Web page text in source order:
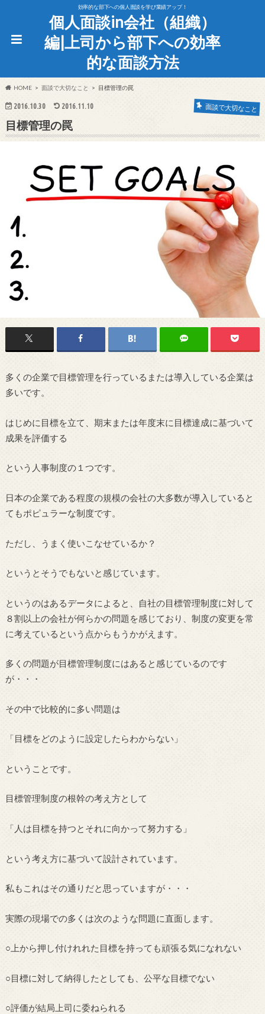
効率的な部下への個人面談を学び業績アップ！
個人面談in会社（組織）
編|上司から部下への効率
的な面談方法
HOME 面談で大切なこと 目標管理の罠
2016.10.30 2016.11.10 面談で大切なこと
目標管理の罠
多くの企業で目標管理を行っているまたは導入している企業は
多いです。
はじめに目標を立て、期末または年度末に目標達成に基づいて
成果を評価する
という人事制度の１つです。
日本の企業である程度の規模の会社の大多数が導入していると
てもポピュラーな制度です。
ただし、うまく使いこなせているか？
というとそうでもないと感じています。
というのはあるデータによると、自社の目標管理制度に対して
８割以上の会社が何らかの問題を感じており、制度の変更を常
に考えているという点からもうかがえます。
多くの問題が目標管理制度にはあると感じているのです
が・・・
その中で比較的に多い問題は
「目標をどのように設定したらわからない」
ということです。
目標管理制度の根幹の考え方として
「人は目標を持つとそれに向かって努力する」
という考え方に基づいて設計されています。
私もこれはその通りだと思っていますが・・・
実際の現場での多くは次のような問題に直面します。
○上から押し付けれれた目標を持っても頑張る気になれない
○目標に対して納得したとしても、公平な目標でない
○評価が結局上司に委ねられる